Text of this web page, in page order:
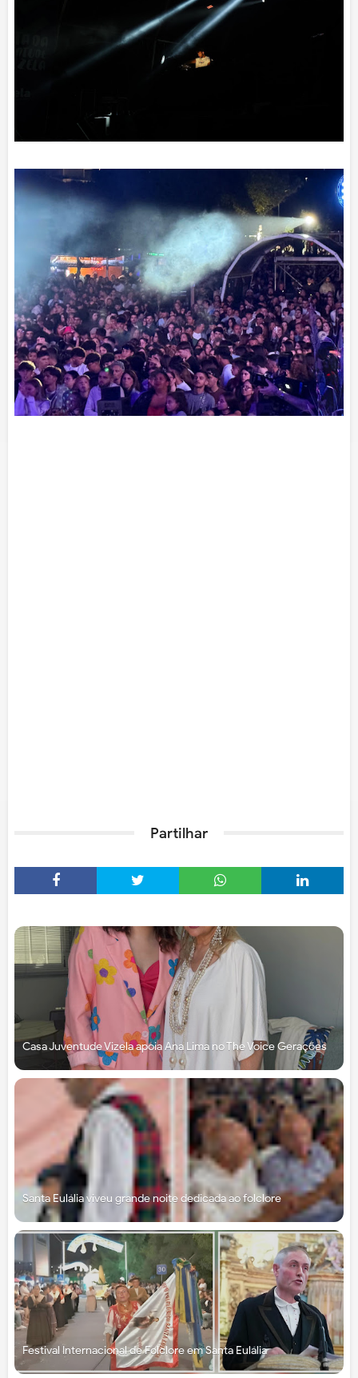
Partilhar
Casa Juventude Vizela apoia Ana Lima no The Voice Gerações
Santa Eulália viveu grande noite dedicada ao folclore
Festival Internacional de Folclore em Santa Eulália